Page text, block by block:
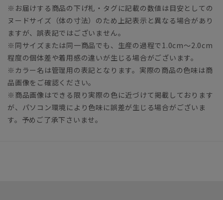
※お届けする商品の下げ札・タグに記載の数値は目安としての
ヌードサイズ（体の寸法）のため上記表示と異なる場合があり
ますが、誤表記ではございません。
※同サイズまたは同一商品でも、生産の過程で1.0cm～2.0cm
程度の個体差や着用感の違いが生じる場合がございます。
※カラー名は管理用の表記となります。実際の商品の色味は商
品画像をご確認ください。
※商品画像はできる限り実際の色に近づけて掲載しております
が、パソコン環境により色味に誤差が生じる場合がございま
す。予めご了承下さいませ。